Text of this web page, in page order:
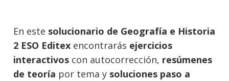
En este solucionario de Geografía e Historia
2 ESO Editex encontrarás ejercicios
interactivos con autocorrección, resúmenes
de teoría por tema y soluciones paso a